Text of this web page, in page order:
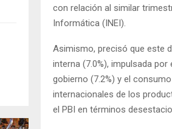
con relación al similar
Informática (INEI).
Asimismo, precisó que este
interna (7.0%), impulsada
gobierno (7.2%) y el
internacionales de los
el PBI en términos